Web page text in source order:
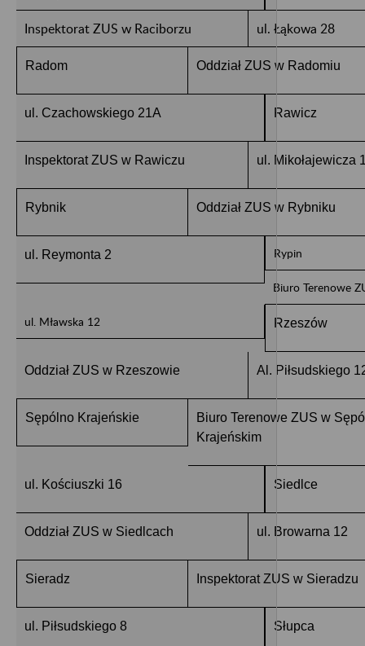
Inspektorat ZUS w Raciborzu ul. Łąkowa 28
Radom Oddział ZUS w Radomiu
ul. Czachowskiego 21A Rawicz
Inspektorat ZUS w Rawiczu ul. Mikołajewicza
Rybnik Oddział ZUS w Rybniku
ul. Reymonta 2 Rypin
Biuro Terenowe
ul. Mławska 12 Rzeszów
Oddział ZUS w Rzeszowie Al. Piłsudskiego
Sępólno Krajeńskie
Biuro Terenowe ZUS w
Krajeńskim
ul. Kościuszki 16 Siedlce
Oddział ZUS w Siedlcach ul. Browarna 12
Sieradz Inspektorat ZUS w Sieradzu
ul. Piłsudskiego 8 Słupca